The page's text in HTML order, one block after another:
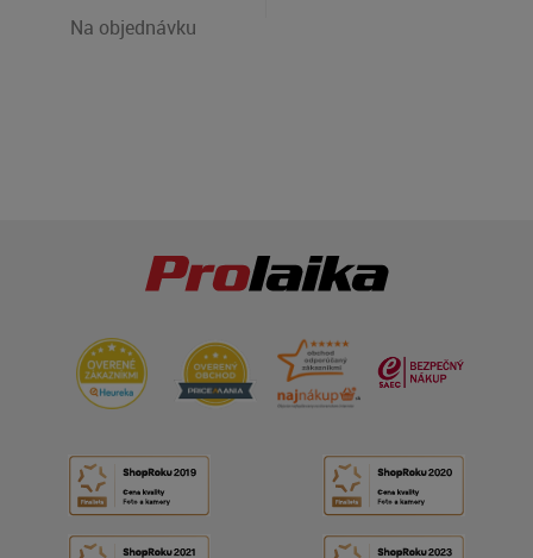
Na objednávku